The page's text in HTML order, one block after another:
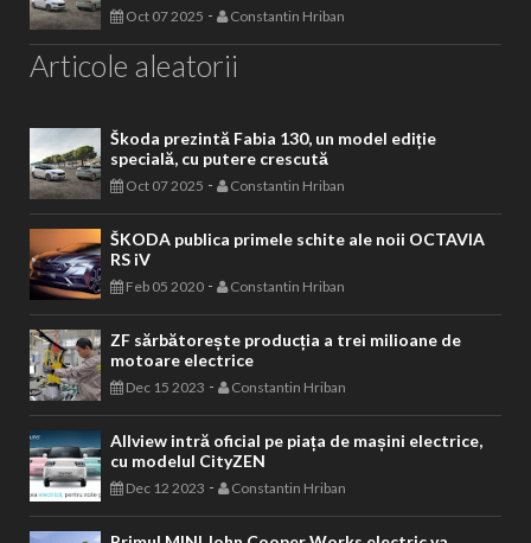
Oct 07 2025 - Constantin Hriban
Articole aleatorii
Škoda prezintă Fabia 130, un model ediție
specială, cu putere crescută
Oct 07 2025 - Constantin Hriban
ŠKODA publica primele schite ale noii OCTAVIA
RS iV
Feb 05 2020 - Constantin Hriban
ZF sărbătorește producția a trei milioane de
motoare electrice
Dec 15 2023 - Constantin Hriban
Allview intră oficial pe piața de mașini electrice,
cu modelul CityZEN
Dec 12 2023 - Constantin Hriban